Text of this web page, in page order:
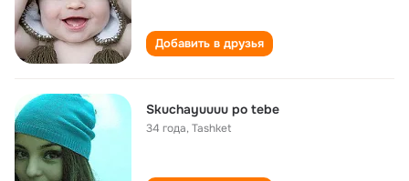
Добавить в друзья
Skuchayuuuu po tebe
34 года,Tashket